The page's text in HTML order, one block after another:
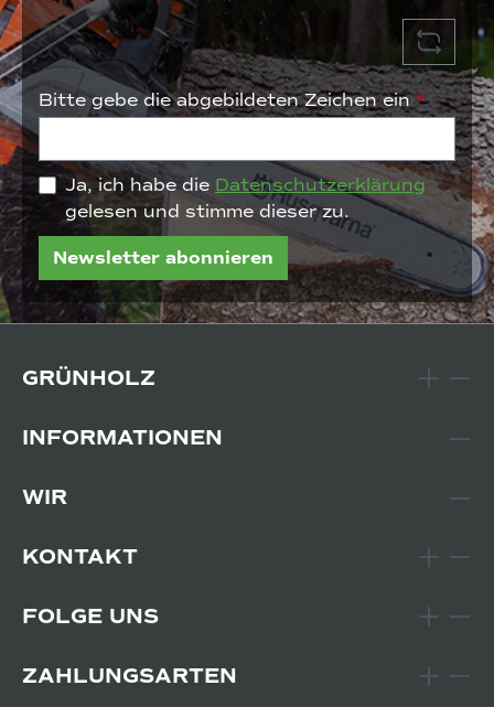
Bitte gebe die abgebildeten Zeichen ein*
Ja, ich habe die Datenschutzerklärung
gelesen und stimme dieser zu.
Newsletter abonnieren
GRÜNHOLZ
INFORMATIONEN
WIR
KONTAKT
FOLGE UNS
ZAHLUNGSARTEN